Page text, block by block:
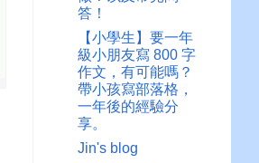
答！
【小學生】要一年
級小朋友寫 800 字
作文，有可能嗎？
帶小孩寫部落格，
一年後的經驗分
享。
Jin's blog